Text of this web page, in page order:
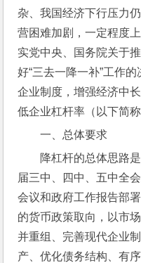
杂、我国经济下行压力
营困难加剧，一定程度
实党中央、国务院关于
好“三去一降一补”工作
企业制度，增强经济中
低企业杠杆率（以下简
一、总体要求
降杠杆的总体思路
届三中、四中、五中全
会议和政府工作报告部
的货币政策取向，以市
并重组、完善现代企业
产、优化债务结构、有